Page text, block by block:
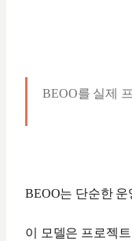
BEOO를 실제
BEOO는 단순한
이 모델은 프로젝